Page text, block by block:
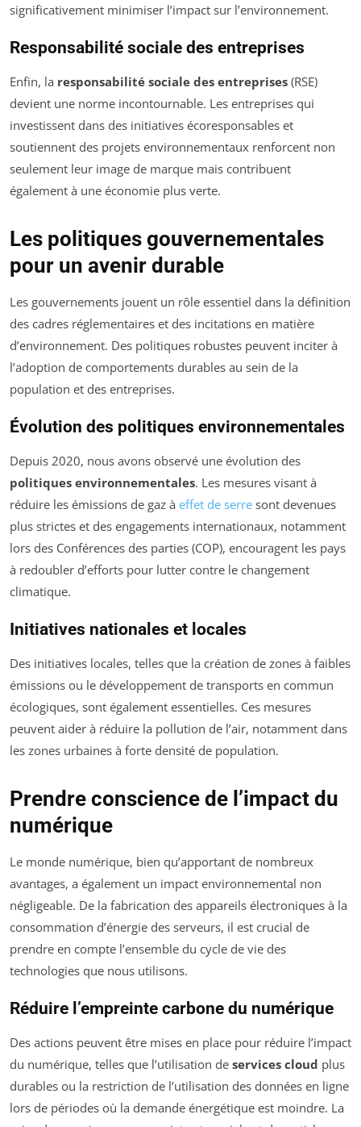
significativement minimiser l’impact sur l’environnement.
Responsabilité sociale des entreprises
Enfin, la responsabilité sociale des entreprises (RSE)
devient une norme incontournable. Les entreprises qui
investissent dans des initiatives écoresponsables et
soutiennent des projets environnementaux renforcent non
seulement leur image de marque mais contribuent
également à une économie plus verte.
Les politiques gouvernementales
pour un avenir durable
Les gouvernements jouent un rôle essentiel dans la définition
des cadres réglementaires et des incitations en matière
d’environnement. Des politiques robustes peuvent inciter à
l’adoption de comportements durables au sein de la
population et des entreprises.
Évolution des politiques environnementales
Depuis 2020, nous avons observé une évolution des
politiques environnementales. Les mesures visant à
réduire les émissions de gaz à effet de serre sont devenues
plus strictes et des engagements internationaux, notamment
lors des Conférences des parties (COP), encouragent les pays
à redoubler d’efforts pour lutter contre le changement
climatique.
Initiatives nationales et locales
Des initiatives locales, telles que la création de zones à faibles
émissions ou le développement de transports en commun
écologiques, sont également essentielles. Ces mesures
peuvent aider à réduire la pollution de l’air, notamment dans
les zones urbaines à forte densité de population.
Prendre conscience de l’impact du
numérique
Le monde numérique, bien qu’apportant de nombreux
avantages, a également un impact environnemental non
négligeable. De la fabrication des appareils électroniques à la
consommation d’énergie des serveurs, il est crucial de
prendre en compte l’ensemble du cycle de vie des
technologies que nous utilisons.
Réduire l’empreinte carbone du numérique
Des actions peuvent être mises en place pour réduire l’impact
du numérique, telles que l’utilisation de services cloud plus
durables ou la restriction de l’utilisation des données en ligne
lors de périodes où la demande énergétique est moindre. La